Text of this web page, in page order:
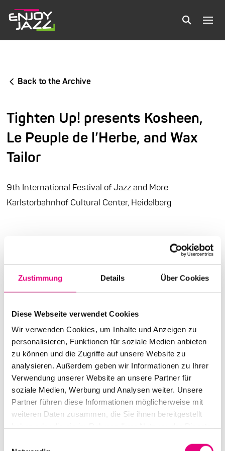
Zustimmung Details Über Cookies
Diese Webseite verwendet Cookies
Wir verwenden Cookies, um Inhalte und Anzeigen zu
personalisieren, Funktionen für soziale Medien anbieten
zu können und die Zugriffe auf unsere Website zu
analysieren. Außerdem geben wir Informationen zu Ihrer
Verwendung unserer Website an unsere Partner für
soziale Medien, Werbung und Analysen weiter. Unsere
Partner führen diese Informationen möglicherweise mit
weiteren Daten zusammen, die Sie ihnen bereitgestellt
Back to the Archive
Tighten Up! presents Kosheen,
Le Peuple de l’Herbe, and Wax
Tailor
9th International Festival of Jazz and More
Karlstorbahnhof Cultural Center, Heidelberg
Doors open:november9, 2007 – 10:00 p.m.
Cast:
Sian Powell: vocals / Markee Morrison (DJ
Substance): keyboards, guitar / Darren Beale (DJ
Decoder): keys, b / Mitch Glover: dr / Garry Eccles:
electronics / | Psychostick: dr, programming /
Spagg: b, programming / N’Zeng: tp, bugle, p /
Rhodes: scratches, programming / Pee: scratches,
synth, programming / JC 001: voc, beatboxing
Nationality: England, France